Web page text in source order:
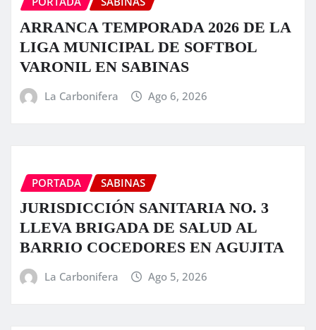
ARRANCA TEMPORADA 2026 DE LA
LIGA MUNICIPAL DE SOFTBOL
VARONIL EN SABINAS
La Carbonifera Ago 6, 2026
PORTADA SABINAS
JURISDICCIÓN SANITARIA NO. 3
LLEVA BRIGADA DE SALUD AL
BARRIO COCEDORES EN AGUJITA
La Carbonifera Ago 5, 2026